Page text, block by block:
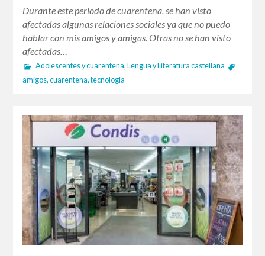
Durante este periodo de cuarentena, se han visto
afectadas algunas relaciones sociales ya que no puedo
hablar con mis amigos y amigas. Otras no se han visto
afectadas…
Adolescentes y cuarentena, Lengua y Literatura castellana
amigos,cuarentena,tecnología